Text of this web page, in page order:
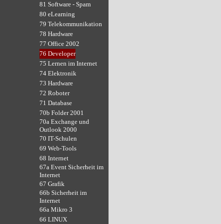
81 Software - Spam
80 eLearning
79 Telekommunikation
78 Hardware
77 Office 2002
76 Developer
75 Lernen im Internet
74 Elektronik
73 Hardware
72 Roboter
71 Database
70b Folder 2001
70a Exchange und
Outlook 2000
70 IT-Schulen
69 Web-Tools
68 Internet
67a Event Sicherheit im
Internet
67 Grafik
66b Sicherheit im
Internet
66a Mikro 3
66 LINUX